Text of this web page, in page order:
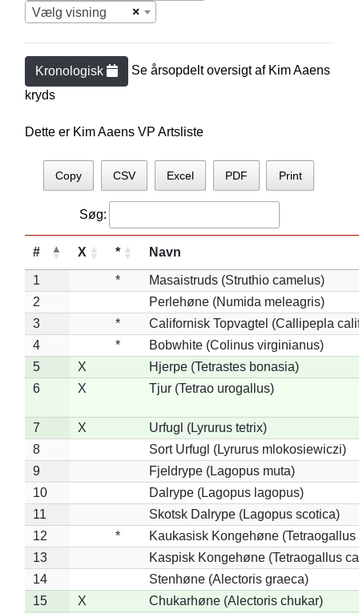
×
Vælg visning
Kronologisk Se årsopdelt oversigt af Kim Aaens
kryds
Dette er Kim Aaens VP Artsliste
Copy CSV Excel PDF Print
Søg:
# X * Navn
1 *
Masaistruds (Struthio camelus)
2
Perlehøne (Numida meleagris)
3
*
Californisk Topvagtel (Callipepla
4
*
Bobwhite (Colinus virginianus)
5
X
Hjerpe (Tetrastes bonasia)
6
X Tjur (Tetrao urogallus)
7 X
Urfugl (Lyrurus tetrix)
8
Sort Urfugl (Lyrurus mlokosiewiczi)
9
Fjeldrype (Lagopus muta)
10
Dalrype (Lagopus lagopus)
11
Skotsk Dalrype (Lagopus scotica)
12
*
Kaukasisk Kongehøne
13
Kaspisk Kongehøne (Tetraogallus
14
Stenhøne (Alectoris graeca)
15
X
Chukarhøne (Alectoris chukar)